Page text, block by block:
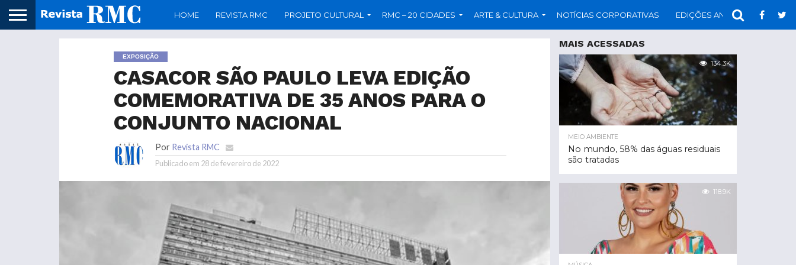
HOME REVISTA RMC PROJETO CULTURAL RMC – 20 CIDADES ARTE & CULTURA NOTÍCIAS CORPORATIVAS EDIÇÕES ANTERIORES
EXPOSIÇÃO
CASACOR SÃO PAULO LEVA EDIÇÃO
COMEMORATIVA DE 35 ANOS PARA O
CONJUNTO NACIONAL
Por Revista RMC
Publicado em 28 de fevereiro de 2022
MAIS ACESSADAS
134.3K
MEIO AMBIENTE
No mundo, 58% das águas residuais
são tratadas
118.9K